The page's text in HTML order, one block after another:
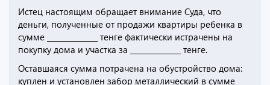
Истец настоящим обращает внимание Суда, что
деньги, полученные от продажи квартиры ребенка в
сумме ______________ тенге фактически истрачены на
покупку дома и участка за ______________ тенге.
Оставшаяся сумма потрачена на обустройство дома:
куплен и установлен забор металлический в сумме